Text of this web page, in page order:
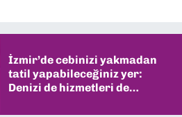
İzmir’de cebinizi yakmadan
tatil yapabileceğiniz yer:
Denizi de hizmetleri de